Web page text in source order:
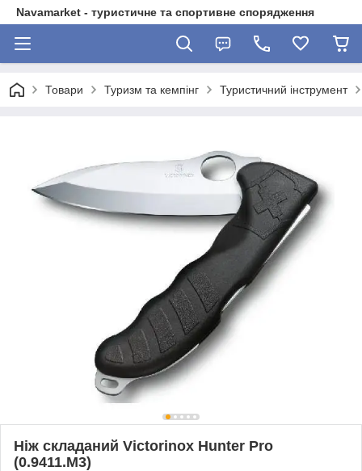
Navamarket - туристичне та спортивне спорядження
Товари Туризм та кемпінг Туристичний інструмент
Ніж складаний Victorinox Hunter Pro
(0.9411.M3)